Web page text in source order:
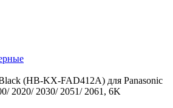
(HB-KX-FAD412A) для Panasonic
2020/ 2030/ 2051/ 2061, 6K